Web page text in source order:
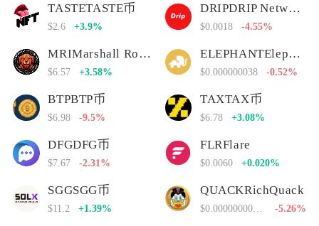
TASTETASTE币
$2.6 +3.9%
DRIPDRIP Network
$0.0018 -4.55%
MRIMarshall Rogan Inu
$6.57 +3.58%
ELEPHANTElephant Money
$0.000000038 -0.52%
BTPBTP币
$6.98 -9.5%
TAXTAX币
$6.78 +3.08%
DFGDFG币
$7.67 -2.31%
FLRFlare
$0.0060 +0.020%
SGGSGG币
$11.2 +1.39%
QUACKRichQuack
-5.26%